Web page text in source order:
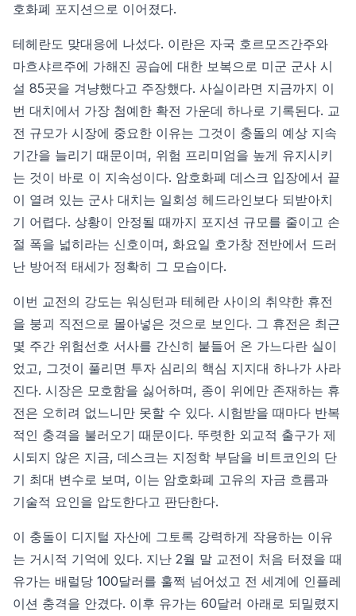
호화폐 포지션으로 이어졌다.
테헤란도 맞대응에 나섰다. 이란은 자국 호르모즈간주와
마흐샤르주에 가해진 공습에 대한 보복으로 미군 군사 시
설 85곳을 겨냥했다고 주장했다. 사실이라면 지금까지 이
번 대치에서 가장 첨예한 확전 가운데 하나로 기록된다. 교
전 규모가 시장에 중요한 이유는 그것이 충돌의 예상 지속
기간을 늘리기 때문이며, 위험 프리미엄을 높게 유지시키
는 것이 바로 이 지속성이다. 암호화폐 데스크 입장에서 끝
이 열려 있는 군사 대치는 일회성 헤드라인보다 되받아치
기 어렵다. 상황이 안정될 때까지 포지션 규모를 줄이고 손
절 폭을 넓히라는 신호이며, 화요일 호가창 전반에서 드러
난 방어적 태세가 정확히 그 모습이다.
이번 교전의 강도는 워싱턴과 테헤란 사이의 취약한 휴전
을 붕괴 직전으로 몰아넣은 것으로 보인다. 그 휴전은 최근
몇 주간 위험선호 서사를 간신히 붙들어 온 가느다란 실이
었고, 그것이 풀리면 투자 심리의 핵심 지지대 하나가 사라
진다. 시장은 모호함을 싫어하며, 종이 위에만 존재하는 휴
전은 오히려 없느니만 못할 수 있다. 시험받을 때마다 반복
적인 충격을 불러오기 때문이다. 뚜렷한 외교적 출구가 제
시되지 않은 지금, 데스크는 지정학 부담을 비트코인의 단
기 최대 변수로 보며, 이는 암호화폐 고유의 자금 흐름과
기술적 요인을 압도한다고 판단한다.
이 충돌이 디지털 자산에 그토록 강력하게 작용하는 이유
는 거시적 기억에 있다. 지난 2월 말 교전이 처음 터졌을 때
유가는 배럴당 100달러를 훌쩍 넘어섰고 전 세계에 인플레
이션 충격을 안겼다. 이후 유가는 60달러 아래로 되밀렸지